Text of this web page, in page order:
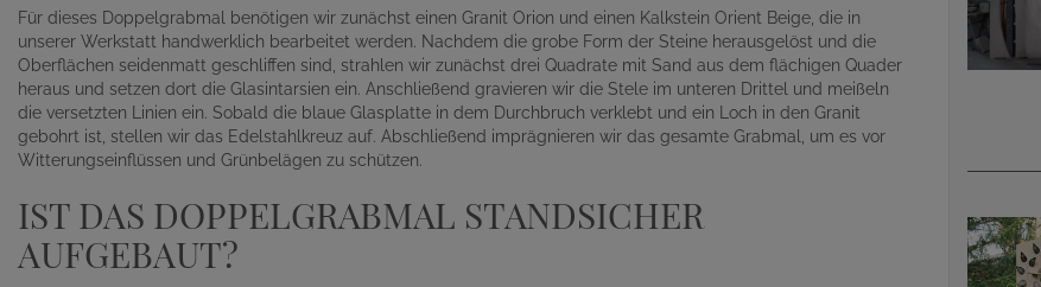
Für dieses Doppelgrabmal benötigen wir zunächst einen Granit Orion und einen Kalkstein Orient Beige, die in
unserer Werkstatt handwerklich bearbeitet werden. Nachdem die grobe Form der Steine herausgelöst und die
Oberflächen seidenmatt geschliffen sind, strahlen wir zunächst drei Quadrate mit Sand aus dem flächigen Quader
heraus und setzen dort die Glasintarsien ein. Anschließend gravieren wir die Stele im unteren Drittel und meißeln
die versetzten Linien ein. Sobald die blaue Glasplatte in dem Durchbruch verklebt und ein Loch in den Granit
gebohrt ist, stellen wir das Edelstahlkreuz auf. Abschließend imprägnieren wir das gesamte Grabmal, um es vor
Witterungseinflüssen und Grünbelägen zu schützen.
IST DAS DOPPELGRABMAL STANDSICHER
AUFGEBAUT?